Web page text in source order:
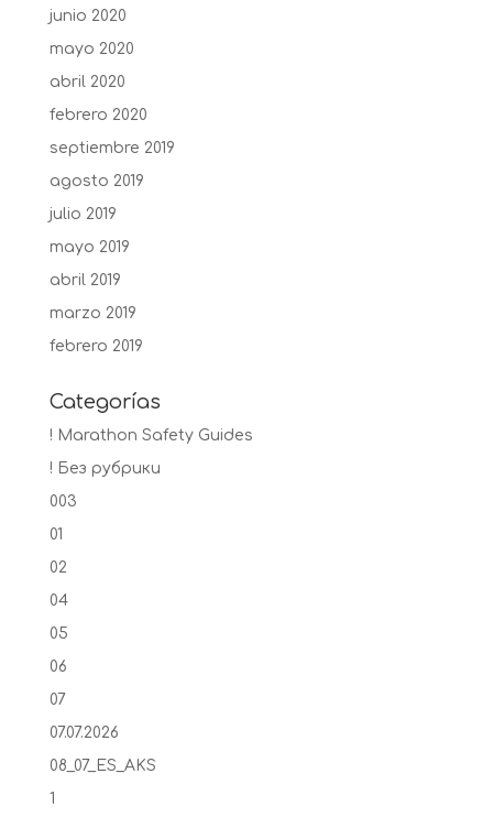
junio 2020
mayo 2020
abril 2020
febrero 2020
septiembre 2019
agosto 2019
julio 2019
mayo 2019
abril 2019
marzo 2019
febrero 2019
Categorías
! Marathon Safety Guides
! Без рубрики
003
01
02
04
05
06
07
07.07.2026
08_07_ES_AKS
1